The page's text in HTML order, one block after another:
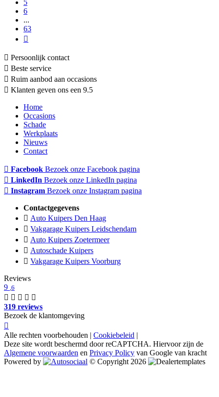
5
6
...
63
Persoonlijk contact
Beste service
Ruim aanbod aan occasions
Klanten geven ons een 9.5
Home
Occasions
Schade
Werkplaats
Nieuws
Contact
Facebook Bezoek onze Facebook pagina
LinkedIn Bezoek onze LinkedIn pagina
Instagram Bezoek onze Instagram pagina
Contactgegevens
Auto Kuipers Den Haag
Vakgarage Kuipers Leidschendam
Auto Kuipers Zoetermeer
Autoschade Kuipers
Vakgarage Kuipers Voorburg
Reviews
9 ,6
319 reviews
Bezoek de klantomgeving
Alle rechten voorbehouden | Cookiebeleid |
Deze site wordt beschermd door reCAPTCHA. Hiervoor zijn de
Algemene voorwaarden en Privacy Policy van Google van kracht
Powered by
© Copyright 2026